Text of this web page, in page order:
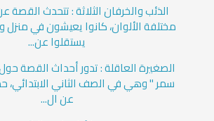
الذئب والخرفان الثلاثة : تتحدث القصة
مختلفة الألوان، كانوا يعيشون في منزل
يستقلوا عن...
الصغيرة العاقلة : تدور أحداث القصة
سمر " وهي في الصف الثاني الابتدائي،
عن ال...